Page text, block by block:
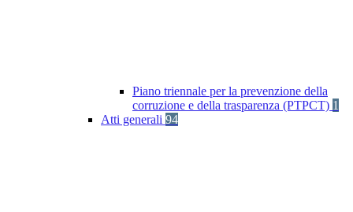
Piano triennale per la prevenzione della
corruzione e della trasparenza (PTPCT) 1
Atti generali 94